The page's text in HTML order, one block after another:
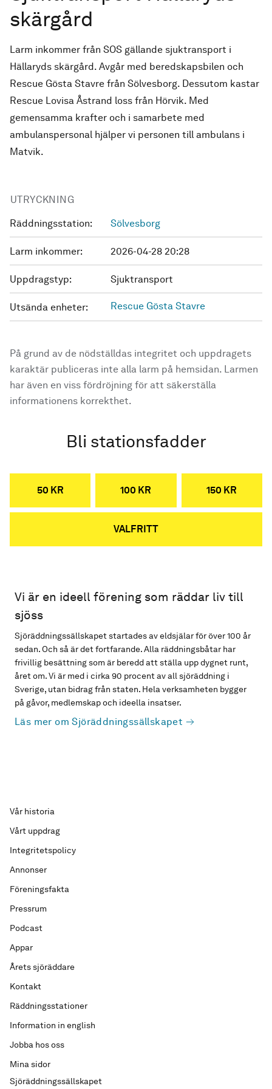
skärgård
Larm inkommer från SOS gällande sjuktransport i
Hällaryds skärgård. Avgår med beredskapsbilen och
Rescue Gösta Stavre från Sölvesborg. Dessutom kastar
Rescue Lovisa Åstrand loss från Hörvik. Med
gemensamma krafter och i samarbete med
ambulanspersonal hjälper vi personen till ambulans i
Matvik.
UTRYCKNING
Räddningsstation: Sölvesborg
Larm inkommer: 2026-04-28 20:28
Uppdragstyp: Sjuktransport
Utsända enheter: Rescue Gösta Stavre
På grund av de nödställdas integritet och uppdragets
karaktär publiceras inte alla larm på hemsidan. Larmen
har även en viss fördröjning för att säkerställa
informationens korrekthet.
Bli stationsfadder
50 KR 100 KR 150 KR
VALFRITT
Vi är en ideell förening som räddar liv till
sjöss
Sjöräddningssällskapet startades av eldsjälar för över 100 år
sedan. Och så är det fortfarande. Alla räddningsbåtar har
frivillig besättning som är beredd att ställa upp dygnet runt,
året om. Vi är med i cirka 90 procent av all sjöräddning i
Sverige, utan bidrag från staten. Hela verksamheten bygger
på gåvor, medlemskap och ideella insatser.
Läs mer om Sjöräddningssällskapet
Sjöräddningssällskapet
Vår historia
Vårt uppdrag
Integritetspolicy
Annonser
Föreningsfakta
Pressrum
Podcast
Appar
Årets sjöräddare
Kontakt
Räddningsstationer
Information in english
Jobba hos oss
Mina sidor